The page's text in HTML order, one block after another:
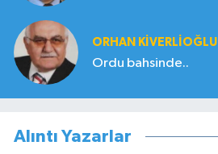
ORHAN KIVERLIOĞLU
Ordu bahsinde..
Alıntı Yazarlar